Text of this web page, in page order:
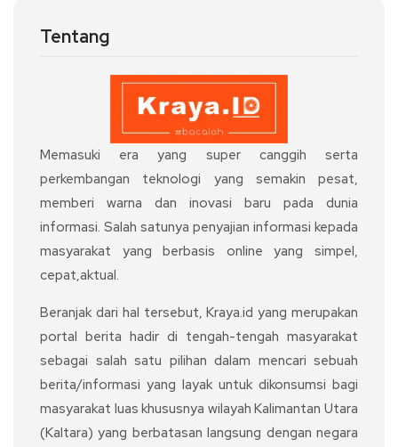
Tentang
Memasuki era yang super canggih serta
perkembangan teknologi yang semakin pesat,
memberi warna dan inovasi baru pada dunia
informasi. Salah satunya penyajian informasi kepada
masyarakat yang berbasis online yang simpel,
cepat,aktual.
Beranjak dari hal tersebut, Kraya.id yang merupakan
portal berita hadir di tengah-tengah masyarakat
sebagai salah satu pilihan dalam mencari sebuah
berita/informasi yang layak untuk dikonsumsi bagi
masyarakat luas khususnya wilayah Kalimantan Utara
(Kaltara) yang berbatasan langsung dengan negara